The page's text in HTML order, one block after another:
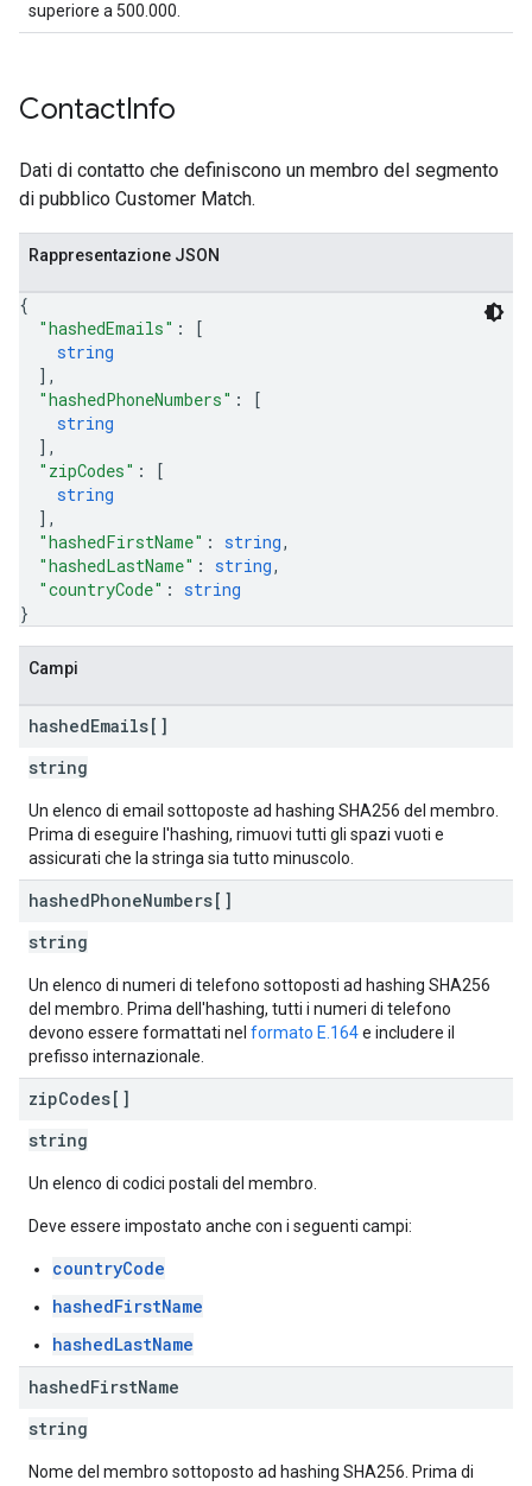
superiore a 500.000.
ContactInfo
Dati di contatto che definiscono un membro del segmento
di pubblico Customer Match.
Rappresentazione JSON
{
"hashedEmails" :
[
string
] ,
"hashedPhoneNumbers" :
[
string
] ,
"zipCodes" :
[
string
] ,
"hashedFirstName" : string,
"hashedLastName" : string,
"countryCode" : string
}
Campi
hashedEmails[]
string
Un elenco di email sottoposte ad hashing SHA256 del membro.
Prima di eseguire l'hashing, rimuovi tutti gli spazi vuoti e
assicurati che la stringa sia tutto minuscolo.
hashedPhoneNumbers[]
string
Un elenco di numeri di telefono sottoposti ad hashing SHA256
del membro. Prima dell'hashing, tutti i numeri di telefono
devono essere formattati nel formato E.164e includere il
prefisso internazionale.
zipCodes[]
string
Un elenco di codici postali del membro.
Deve essere impostato anche con i seguenti campi:
countryCode
hashedFirstName
hashedLastName
hashedFirstName
string
Nome del membro sottoposto ad hashing SHA256. Prima di